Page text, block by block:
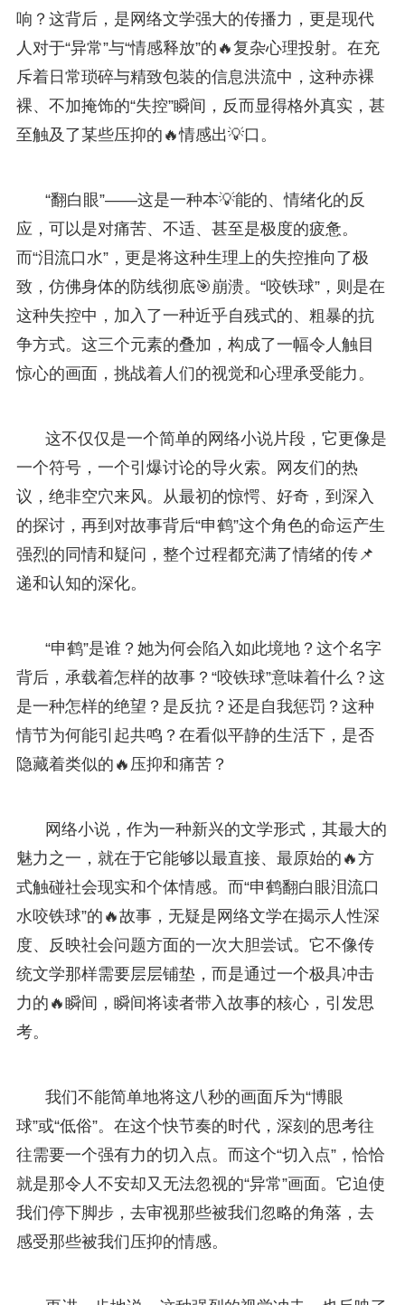
响？这背后，是网络文学强大的传播力，更是现代
人对于“异常”与“情感释放”的🔥复杂心理投射。在充
斥着日常琐碎与精致包装的信息洪流中，这种赤裸
裸、不加掩饰的“失控”瞬间，反而显得格外真实，甚
至触及了某些压抑的🔥情感出💡口。
“翻白眼”——这是一种本💡能的、情绪化的反
应，可以是对痛苦、不适、甚至是极度的疲惫。
而“泪流口水”，更是将这种生理上的失控推向了极
致，仿佛身体的防线彻底🎯崩溃。“咬铁球”，则是在
这种失控中，加入了一种近乎自残式的、粗暴的抗
争方式。这三个元素的叠加，构成了一幅令人触目
惊心的画面，挑战着人们的视觉和心理承受能力。
这不仅仅是一个简单的网络小说片段，它更像是
一个符号，一个引爆讨论的导火索。网友们的热
议，绝非空穴来风。从最初的惊愕、好奇，到深入
的探讨，再到对故事背后“申鹤”这个角色的命运产生
强烈的同情和疑问，整个过程都充满了情绪的传📌
递和认知的深化。
“申鹤”是谁？她为何会陷入如此境地？这个名字
背后，承载着怎样的故事？“咬铁球”意味着什么？这
是一种怎样的绝望？是反抗？还是自我惩罚？这种
情节为何能引起共鸣？在看似平静的生活下，是否
隐藏着类似的🔥压抑和痛苦？
网络小说，作为一种新兴的文学形式，其最大的
魅力之一，就在于它能够以最直接、最原始的🔥方
式触碰社会现实和个体情感。而“申鹤翻白眼泪流口
水咬铁球”的🔥故事，无疑是网络文学在揭示人性深
度、反映社会问题方面的一次大胆尝试。它不像传
统文学那样需要层层铺垫，而是通过一个极具冲击
力的🔥瞬间，瞬间将读者带入故事的核心，引发思
考。
我们不能简单地将这八秒的画面斥为“博眼
球”或“低俗”。在这个快节奏的时代，深刻的思考往
往需要一个强有力的切入点。而这个“切入点”，恰恰
就是那令人不安却又无法忽视的“异常”画面。它迫使
我们停下脚步，去审视那些被我们忽略的角落，去
感受那些被我们压抑的情感。